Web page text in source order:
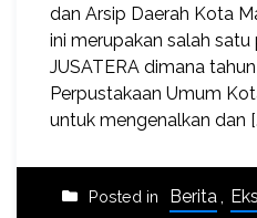
dan Arsip Daerah Kota
ini merupakan salah
JUSATERA dimana
Perpustakaan Umum
untuk mengenalkan dan
Posted in Berita